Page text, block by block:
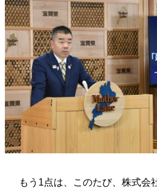
もう1点は、このたび、株式会